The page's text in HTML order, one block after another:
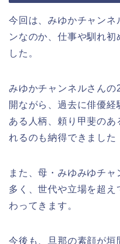
今回は、みゆかチャンネ
ンなのか、仕事や馴れ初
した。
みゆかチャンネルさん
開ながら、過去に俳優
ある人柄、頼り甲斐のあ
れるのも納得できました
また、母・みゆみゆチ
多く、世代や立場を超
わってきます。
今後も、旦那の素顔が